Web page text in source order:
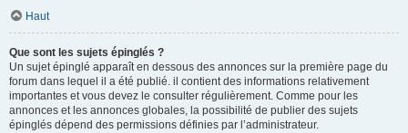
Haut
Que sont les sujets épinglés ?
Un sujet épinglé apparaît en dessous des annonces sur la première page du
forum dans lequel il a été publié. il contient des informations relativement
importantes et vous devez le consulter régulièrement. Comme pour les
annonces et les annonces globales, la possibilité de publier des sujets
épinglés dépend des permissions définies par l’administrateur.